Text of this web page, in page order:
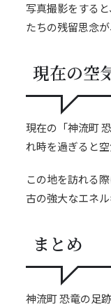
写真撮影をする
たちの残留思念
現在の空
現在の「神流町
れ時を過ぎると
この地を訪れる
古の強大なエネ
まとめ
神流町 恐竜の足